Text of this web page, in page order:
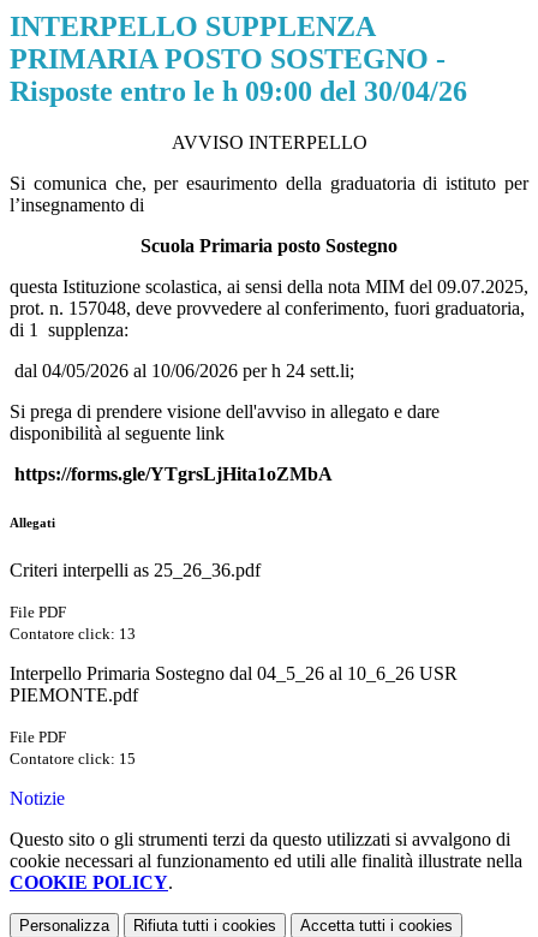
INTERPELLO SUPPLENZA
PRIMARIA POSTO SOSTEGNO -
Risposte entro le h 09:00 del 30/04/26
AVVISO INTERPELLO
Si comunica che, per esaurimento della graduatoria di istituto per
l’insegnamento di
Scuola Primaria posto Sostegno
questa Istituzione scolastica, ai sensi della nota MIM del 09.07.2025,
prot. n. 157048, deve provvedere al conferimento, fuori graduatoria,
di 1 supplenza:
dal 04/05/2026 al 10/06/2026 per h 24 sett.li;
Si prega di prendere visione dell'avviso in allegato e dare
disponibilità al seguente link
https://forms.gle/YTgrsLjHita1oZMbA
Allegati
Criteri interpelli as 25_26_36.pdf
File PDF
Contatore click: 13
Interpello Primaria Sostegno dal 04_5_26 al 10_6_26 USR
PIEMONTE.pdf
File PDF
Contatore click: 15
Notizie
Questo sito o gli strumenti terzi da questo utilizzati si avvalgono di
cookie necessari al funzionamento ed utili alle finalità illustrate nella
COOKIE POLICY.
Personalizza Rifiuta tutti i cookies Accetta tutti i cookies